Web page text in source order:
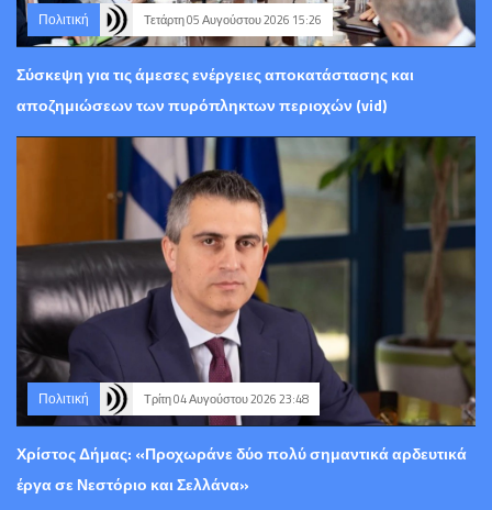
Πολιτική Τετάρτη 05 Αυγούστου 2026 15:26
Σύσκεψη για τις άμεσες ενέργειες αποκατάστασης και
αποζημιώσεων των πυρόπληκτων περιοχών (vid)
Πολιτική Τρίτη 04 Αυγούστου 2026 23:48
Χρίστος Δήμας: «Προχωράνε δύο πολύ σημαντικά αρδευτικά
έργα σε Νεστόριο και Σελλάνα»